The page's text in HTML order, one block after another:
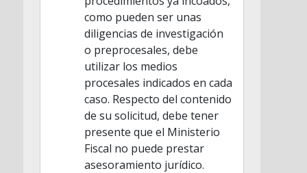
como pueden ser unas
diligencias de investigación
o preprocesales, debe
utilizar los medios
procesales indicados en cada
caso. Respecto del contenido
de su solicitud, debe tener
presente que el Ministerio
Fiscal no puede prestar
asesoramiento jurídico.